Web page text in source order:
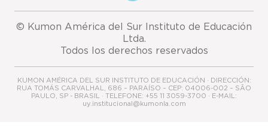
© Kumon América del Sur Instituto de Educación
Ltda.
Todos los derechos reservados
KUMON AMÉRICA DEL SUR INSTITUTO DE EDUCACIÓN · DIRECCIÓN:
RUA TOMÁS CARVALHAL, 686 – PARAÍSO – CEP: 04006-002 – SÃO
PAULO, SP - BRASIL · TELEFONE: +55 11 3059-3700 · E-MAIL:
uy.institucional@kumonla.com